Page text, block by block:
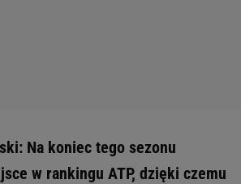
Na koniec tego sezonu
w rankingu ATP, dzięki czemu